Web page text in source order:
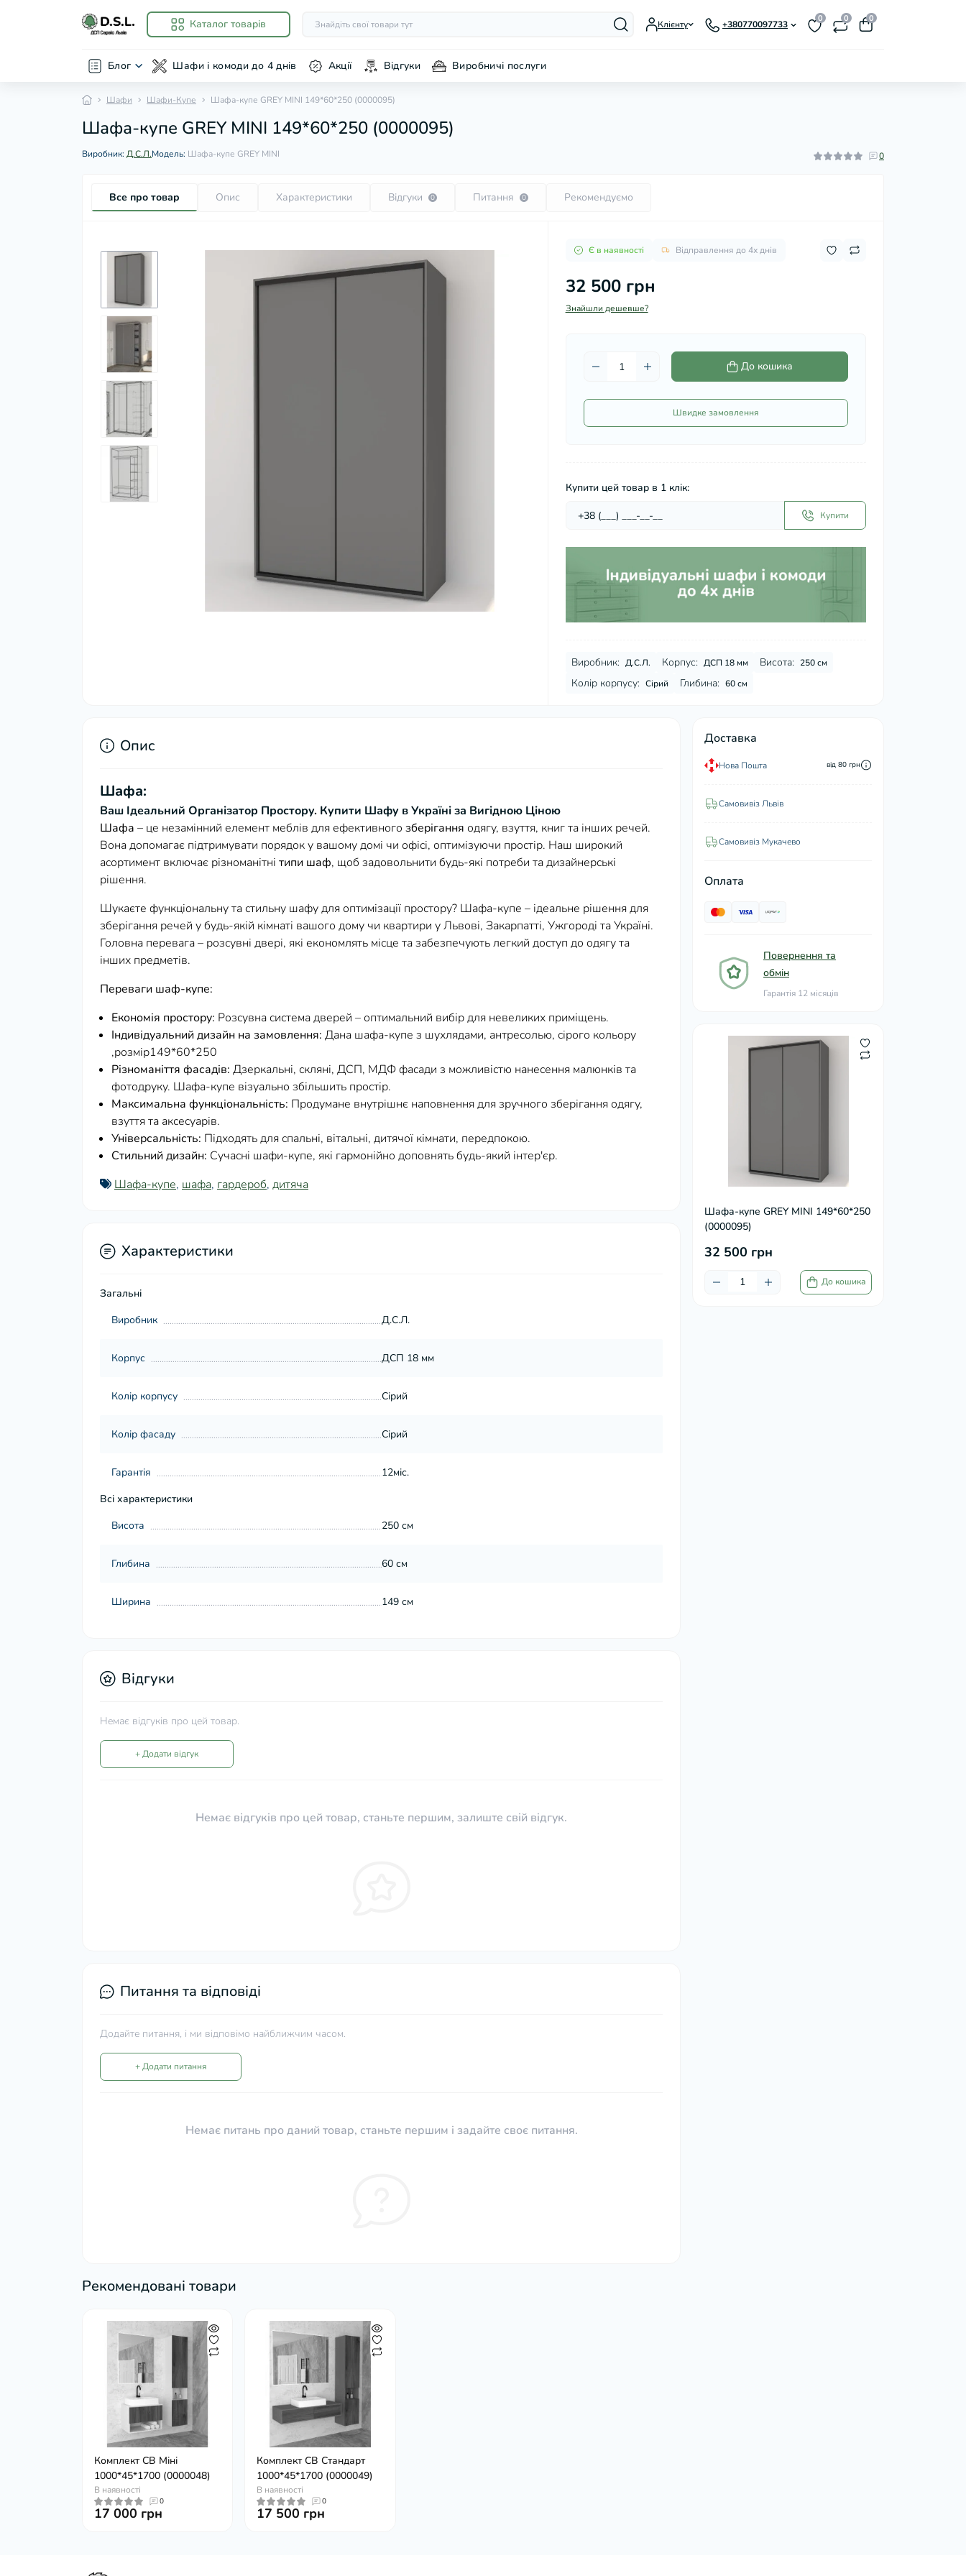
Каталог товарів Клієнту +380770097733
0 0 0
Блог Шафи і комоди до 4 днів Акції Відгуки Виробничі послуги
Шафи Шафи-Купе Шафа-купе GREY MINI 149*60*250 (0000095)
Шафа-купе GREY MINI 149*60*250 (0000095)
Виробник: Д.С.Л.Модель: Шафа-купе GREY MINI 0
Все про товар Опис Характеристики Відгуки 0 Питання 0 Рекомендуємо
Є в наявності Відправлення до 4х днів
32 500 грн
Знайшли дешевше?
До кошика
Швидке замовлення
Купити цей товар в 1 клік:
Купити
Виробник: Д.С.Л. Корпус: ДСП 18 мм Висота: 250 см
Колір корпусу: Сірий Глибина: 60 см
Доставка
Нова Пошта від 80 грн
Самовивіз Львів
Самовивіз Мукачево
Оплата
Повернення та
обмін
Гарантія 12 місяців
Шафа-купе GREY MINI 149*60*250
(0000095)
32 500 грн
До кошика
Опис
Шафа:
Ваш Ідеальний Організатор Простору. Купити Шафу в Україні за Вигідною Ціною
Шафа – це незамінний елемент меблів для ефективного зберігання одягу, взуття, книг та інших речей.
Вона допомагає підтримувати порядок у вашому домі чи офісі, оптимізуючи простір. Наш широкий
асортимент включає різноманітні типи шаф, щоб задовольнити будь-які потреби та дизайнерські
рішення.
Шукаєте функціональну та стильну шафу для оптимізації простору? Шафа-купе – ідеальне рішення для
зберігання речей у будь-якій кімнаті вашого дому чи квартири у Львові, Закарпатті, Ужгороді та Україні.
Головна перевага – розсувні двері, які економлять місце та забезпечують легкий доступ до одягу та
інших предметів.
Переваги шаф-купе:
Економія простору: Розсувна система дверей – оптимальний вибір для невеликих приміщень.
Індивідуальний дизайн на замовлення: Дана шафа-купе з шухлядами, антресолью, сірого кольору
,розмір149*60*250
Різноманіття фасадів: Дзеркальні, скляні, ДСП, МДФ фасади з можливістю нанесення малюнків та
фотодруку. Шафа-купе візуально збільшить простір.
Максимальна функціональність: Продумане внутрішнє наповнення для зручного зберігання одягу,
взуття та аксесуарів.
Універсальність: Підходять для спальні, вітальні, дитячої кімнати, передпокою.
Стильний дизайн: Сучасні шафи-купе, які гармонійно доповнять будь-який інтер'єр.
Шафа-купе, шафа, гардероб, дитяча
Характеристики
Загальні
Виробник
Д.С.Л.
Корпус ДСП 18 мм
Колір корпусу Сірий
Колір фасаду Сірий
Гарантія
12міс.
Всі характеристики
Висота
250 см
Глибина 60 см
Ширина 149 см
Відгуки
Немає відгуків про цей товар.
+ Додати відгук
Немає відгуків про цей товар, станьте першим, залиште свій відгук.
Питання та відповіді
Додайте питання, і ми відповімо найближчим часом.
+ Додати питання
Немає питань про даний товар, станьте першим і задайте своє питання.
Рекомендовані товари
Комплект СВ Міні
1000*45*1700 (0000048)
В наявності
0
17 000 грн
Комплект СВ Стандарт
1000*45*1700 (0000049)
В наявності
0
17 500 грн